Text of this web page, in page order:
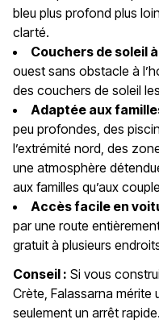
bleu plus profond plus
clarté.
Couchers de soleil
ouest sans obstacle à
des couchers de soleil
Adaptée aux
peu profondes, des
l’extrémité nord, des
une atmosphère
aux familles qu’aux
Accès facile en
par une route
gratuit à plusieurs
Conseil : Si vous
Crète, Falassarna mérite
seulement un arrêt rapide.